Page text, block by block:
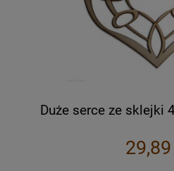
Duże serce ze sklejki
29,89